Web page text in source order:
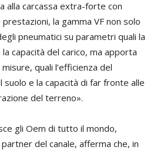
alla carcassa extra-forte con
la gamma VF non solo
pneumatici su parametri quali la
capacità del carico, ma apporta
quali l’efficienza del
suolo e la capacità di far fronte alle
del terreno».
gli Oem di tutto il mondo,
del canale, afferma che, in